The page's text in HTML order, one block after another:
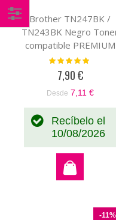
Brother TN247BK /
TN243BK Negro
compatible PREMIUM
(3K)
Valoración:
7,90 €
Desde 7,11 €
Recíbelo el
10/08/2026
-11%
Comprar